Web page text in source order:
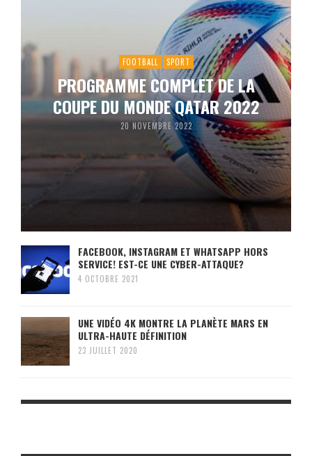
FOOTBALL SPORT
PROGRAMME COMPLET DE LA
COUPE DU MONDE QATAR 2022
20 NOVEMBRE 2022
FACEBOOK, INSTAGRAM ET WHATSAPP HORS
SERVICE! EST-CE UNE CYBER-ATTAQUE?
4 OCTOBRE 2021
UNE VIDÉO 4K MONTRE LA PLANÈTE MARS EN
ULTRA-HAUTE DÉFINITION
23 JUILLET 2020